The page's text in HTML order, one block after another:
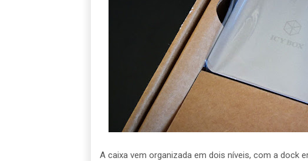
A caixa vem organizada em dois níveis, com a dock